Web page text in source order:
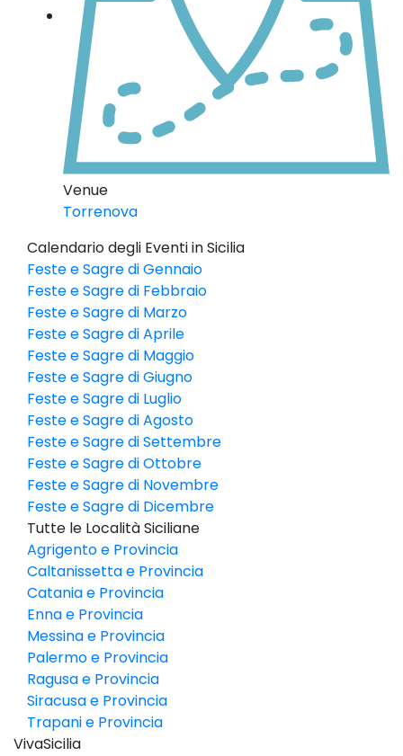
Venue
Torrenova
Calendario degli Eventi in Sicilia
Feste e Sagre di Gennaio
Feste e Sagre di Febbraio
Feste e Sagre di Marzo
Feste e Sagre di Aprile
Feste e Sagre di Maggio
Feste e Sagre di Giugno
Feste e Sagre di Luglio
Feste e Sagre di Agosto
Feste e Sagre di Settembre
Feste e Sagre di Ottobre
Feste e Sagre di Novembre
Feste e Sagre di Dicembre
Tutte le Località Siciliane
Agrigento e Provincia
Caltanissetta e Provincia
Catania e Provincia
Enna e Provincia
Messina e Provincia
Palermo e Provincia
Ragusa e Provincia
Siracusa e Provincia
Trapani e Provincia
VivaSicilia